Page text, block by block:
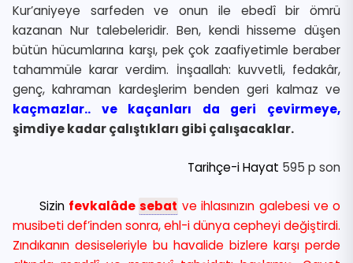
Kur’aniyeye sarfeden ve onun ile ebedî bir ömrü
kazanan Nur talebeleridir. Ben, kendi hisseme düşen
bütün hücumlarına karşı, pek çok zaafiyetimle beraber
tahammüle karar verdim. İnşaallah: kuvvetli, fedakâr,
genç, kahraman kardeşlerim benden geri kalmaz ve
kaçmazlar.. ve kaçanları da geri çevirmeye,
şimdiye kadar çalıştıkları gibi çalışacaklar.
Tarihçe-i Hayat 595 p son
Sizin fevkalâde sebat ve ihlasınızın galebesi ve o
musibeti def’inden sonra, ehl-i dünya cepheyi değiştirdi.
Zındıkanın desiseleriyle bu havalide bizlere karşı perde